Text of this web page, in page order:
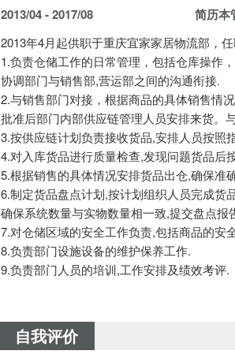
2013/04 - 2017/08 简历本
2013年4月起供职于重庆宜家家居物流部，
1.负责仓储工作的日常管理，包括仓库操作
协调部门与销售部,营运部之间的沟通衔接.
2.与销售部门对接，根据商品的具体销售情
批准后部门内部供应链管理人员安排来货。
3.按供应链计划负责接收货品,安排人员按照
4.对入库货品进行质量检查,发现问题货品后
5.根据销售的具体情况安排货品出仓,确保准
6.制定货品盘点计划,按计划组织人员完成货
确保系统数量与实物数量相一致,提交盘点报
7.对仓储区域的安全工作负责,包括商品的安
8.负责部门设施设备的维护保养工作.
9.负责部门人员的培训,工作安排及绩效考评.
自我评价